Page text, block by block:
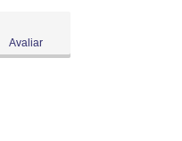
Avaliar